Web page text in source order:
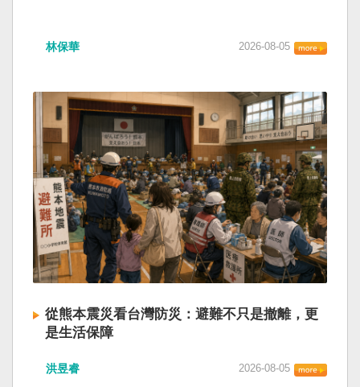
林保華 2026-08-05
從熊本震災看台灣防災：避難不只是撤離，更
是生活保障
洪昱睿 2026-08-05